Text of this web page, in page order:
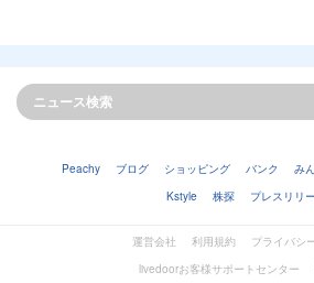
Peachy ブログ ショッピング バンク み
Kstyle
株探 プレスリリ
運営会社 利用規約
プライバシ
livedoorお客様サポートセンター